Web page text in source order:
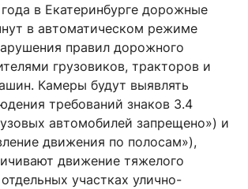
в Екатеринбурге дорожные
в автоматическом режиме
правил дорожного
грузовиков, тракторов и
Камеры будут выявлять
требований знаков 3.4
автомобилей запрещено») и
движения по полосам»),
движение тяжелого
участках улично-